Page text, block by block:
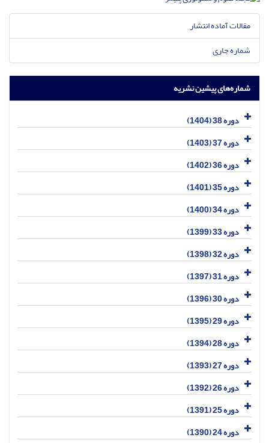
مقالات آماده انتشار
شماره جاری
شماره‌های پیشین نشریه
دوره 38 (1404)
دوره 37 (1403)
دوره 36 (1402)
دوره 35 (1401)
دوره 34 (1400)
دوره 33 (1399)
دوره 32 (1398)
دوره 31 (1397)
دوره 30 (1396)
دوره 29 (1395)
دوره 28 (1394)
دوره 27 (1393)
دوره 26 (1392)
دوره 25 (1391)
دوره 24 (1390)